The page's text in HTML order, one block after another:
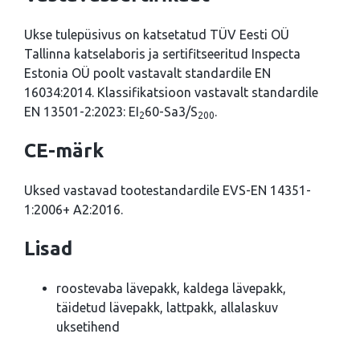
Ukse tulepüsivus on katsetatud TÜV Eesti OÜ
Tallinna katselaboris ja sertifitseeritud Inspecta
Estonia OÜ poolt vastavalt standardile EN
16034:2014. Klassifikatsioon vastavalt standardile
EN 13501-2:2023: EI260-Sa3/S200.
CE-märk
Uksed vastavad tootestandardile EVS-EN 14351-
1:2006+ A2:2016.
Lisad
roostevaba lävepakk, kaldega lävepakk,
täidetud lävepakk, lattpakk, allalaskuv
uksetihend